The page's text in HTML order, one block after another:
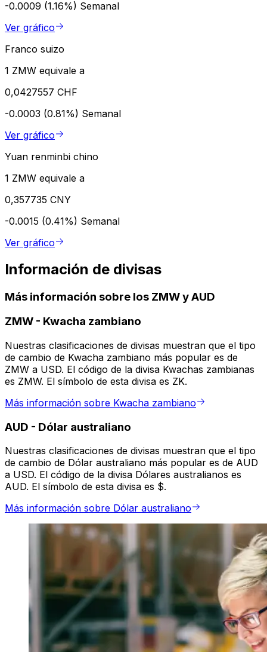
-0.0009 (1.16%) Semanal
Ver gráfico
Franco suizo
1 ZMW equivale a
0,0427557 CHF
-0.0003 (0.81%) Semanal
Ver gráfico
Yuan renminbi chino
1 ZMW equivale a
0,357735 CNY
-0.0015 (0.41%) Semanal
Ver gráfico
Información de divisas
Más información sobre los ZMW y AUD
ZMW - Kwacha zambiano
Nuestras clasificaciones de divisas muestran que el tipo
de cambio de Kwacha zambiano más popular es de
ZMW a USD. El código de la divisa Kwachas zambianas
es ZMW. El símbolo de esta divisa es ZK.
Más información sobre Kwacha zambiano
AUD - Dólar australiano
Nuestras clasificaciones de divisas muestran que el tipo
de cambio de Dólar australiano más popular es de AUD
a USD. El código de la divisa Dólares australianos es
AUD. El símbolo de esta divisa es $.
Más información sobre Dólar australiano